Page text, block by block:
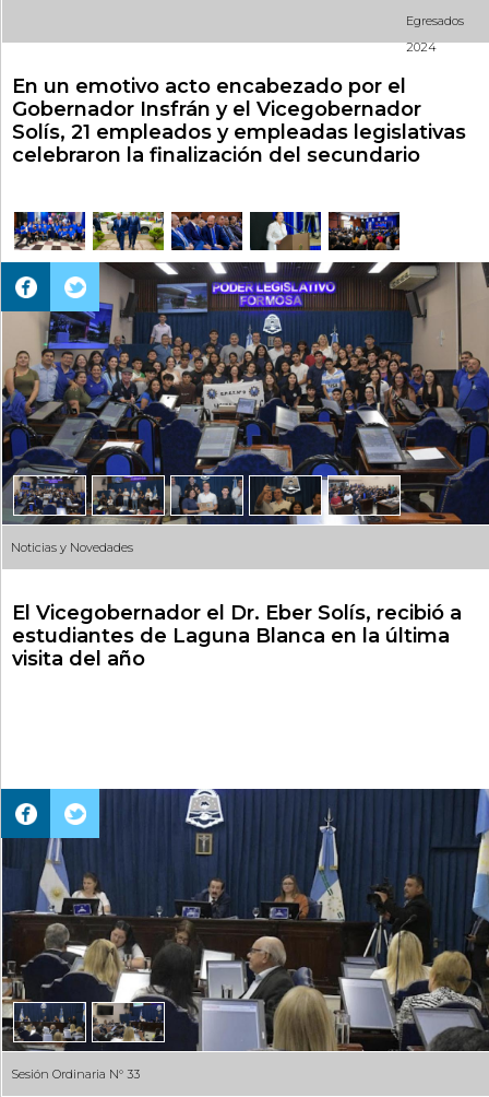
Egresados
2024
En un emotivo acto encabezado por el
Gobernador Insfrán y el Vicegobernador
Solís, 21 empleados y empleadas legislativas
celebraron la finalización del secundario
Noticias y Novedades
El Vicegobernador el Dr. Eber Solís, recibió a
estudiantes de Laguna Blanca en la última
visita del año
Sesión Ordinaria N° 33